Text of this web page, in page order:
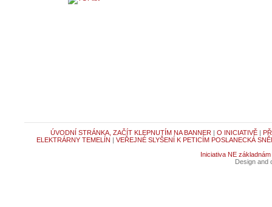
ÚVODNÍ STRÁNKA, ZAČÍT KLEPNUTÍM NA BANNER | O INICIATIVĚ|
ELEKTRÁRNY TEMELÍN | VEŘEJNÉ SLYŠENÍ K PETICÍM POSLANECKÁ
Iniciativa NE základnám
Design and